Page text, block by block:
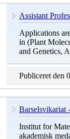
Assistant
Applications
in (Plant
and Genetics,
Publiceret den
Barselsvikariat
Institut for
akademisk